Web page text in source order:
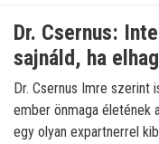
Dr. Csernus:
sajnáld, ha
Dr. Csernus Imre szerint
ember önmaga életének
egy olyan expartnerrel